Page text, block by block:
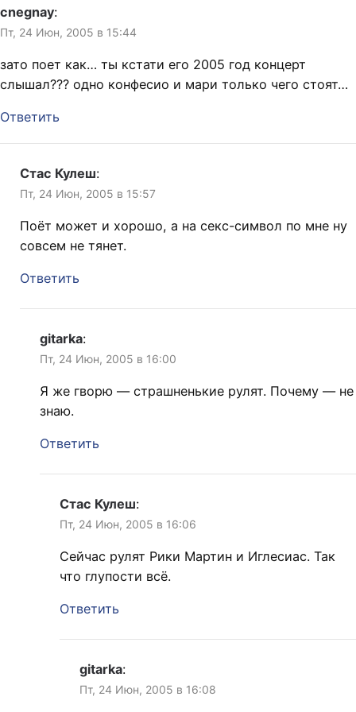
cnegnay:
Пт, 24 Июн, 2005 в 15:44
зато поет как… ты кстати его 2005 год концерт
слышал??? одно конфесио и мари только чего стоят…
Ответить
Стас Кулеш:
Пт, 24 Июн, 2005 в 15:57
Поёт может и хорошо, а на секс-символ по мне ну
совсем не тянет.
Ответить
gitarka:
Пт, 24 Июн, 2005 в 16:00
Я же гворю — страшненькие рулят. Почему — не
знаю.
Ответить
Стас Кулеш:
Пт, 24 Июн, 2005 в 16:06
Сейчас рулят Рики Мартин и Иглесиас. Так
что глупости всё.
Ответить
gitarka:
Пт, 24 Июн, 2005 в 16:08